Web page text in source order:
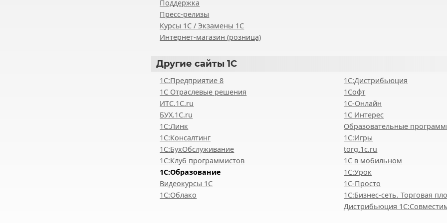
Поддержка
Пресс-релизы
Курсы 1С / Экзамены 1С
Интернет-магазин (розница)
Другие сайты 1С
1С:Предприятие 8
1С Отраслевые решения
ИТС.1C.ru
БУХ.1С.ru
1С:Линк
1С:Консалтинг
1С:БухОбслуживание
1С:Клуб программистов
1С:Образование
Видеокурсы 1С
1С:Облако
1С:Дистрибьюция
1Софт
1С-Онлайн
1С Интерес
Образовательные
1С:Игры
torg.1c.ru
1С в мобильном
1С:Урок
1C-Просто
1С:Бизнес-сеть. Торговая
Дистрибьюция